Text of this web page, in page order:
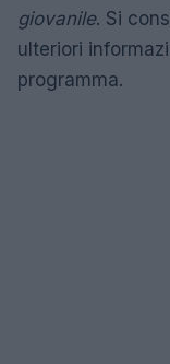
giovanile. Si
ulteriori
programma.